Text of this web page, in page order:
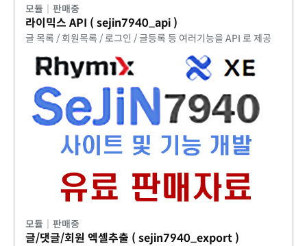
모듈 판매중
라이믹스 API ( sejin7940_api )
글 목록 / 회원목록 / 로그인 / 글등록 등 여러기능을 API 로 제공
모듈 판매중
글/댓글/회원 엑셀추출 ( sejin7940_export )